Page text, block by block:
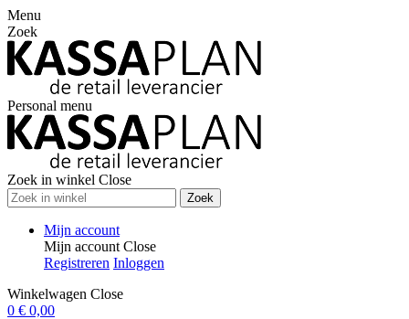
Menu
Zoek
Personal menu
Zoek in winkel Close
Zoek
Mijn account
Mijn account Close
Registreren Inloggen
Winkelwagen Close
0 € 0,00